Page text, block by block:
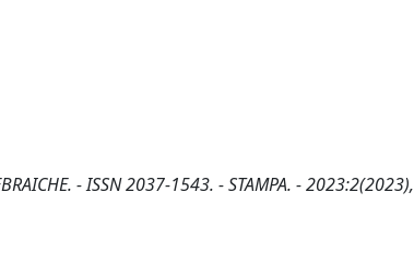
- ISSN 2037-1543. - STAMPA. - 2023:2(2023),